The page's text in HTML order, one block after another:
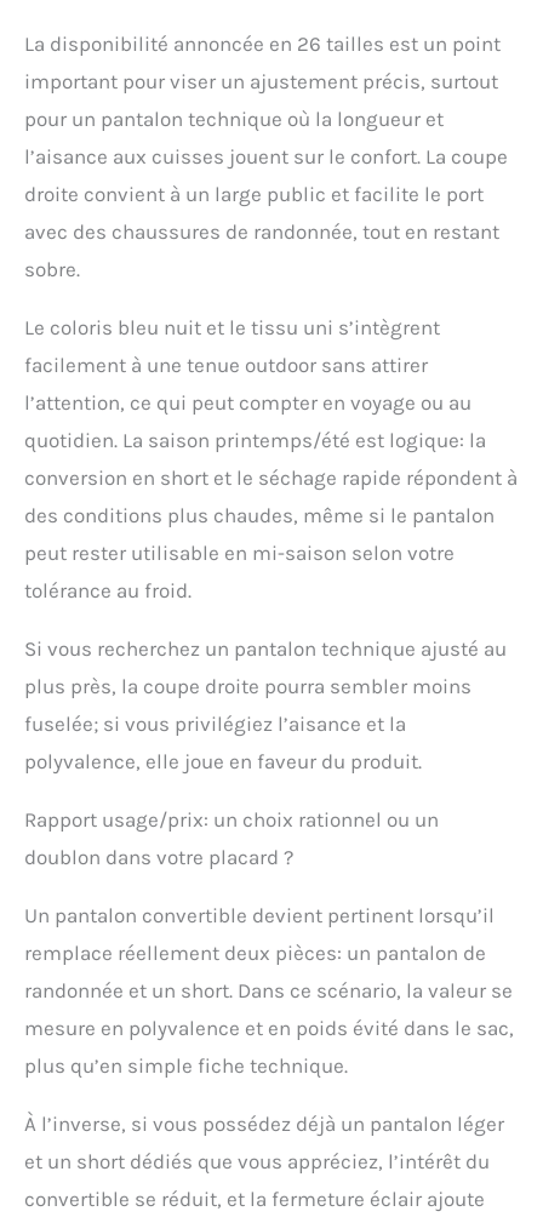
La disponibilité annoncée en 26 tailles est un point
important pour viser un ajustement précis, surtout
pour un pantalon technique où la longueur et
l’aisance aux cuisses jouent sur le confort. La coupe
droite convient à un large public et facilite le port
avec des chaussures de randonnée, tout en restant
sobre.
Le coloris bleu nuit et le tissu uni s’intègrent
facilement à une tenue outdoor sans attirer
l’attention, ce qui peut compter en voyage ou au
quotidien. La saison printemps/été est logique: la
conversion en short et le séchage rapide répondent à
des conditions plus chaudes, même si le pantalon
peut rester utilisable en mi-saison selon votre
tolérance au froid.
Si vous recherchez un pantalon technique ajusté au
plus près, la coupe droite pourra sembler moins
fuselée; si vous privilégiez l’aisance et la
polyvalence, elle joue en faveur du produit.
Rapport usage/prix: un choix rationnel ou un
doublon dans votre placard ?
Un pantalon convertible devient pertinent lorsqu’il
remplace réellement deux pièces: un pantalon de
randonnée et un short. Dans ce scénario, la valeur se
mesure en polyvalence et en poids évité dans le sac,
plus qu’en simple fiche technique.
À l’inverse, si vous possédez déjà un pantalon léger
et un short dédiés que vous appréciez, l’intérêt du
convertible se réduit, et la fermeture éclair ajoute